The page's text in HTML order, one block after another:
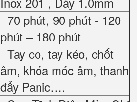
70 phút, 90 phút - 120
phút – 180 phút
Tay co, tay kéo, chốt
âm, khóa móc âm, thanh
đẩy Panic….